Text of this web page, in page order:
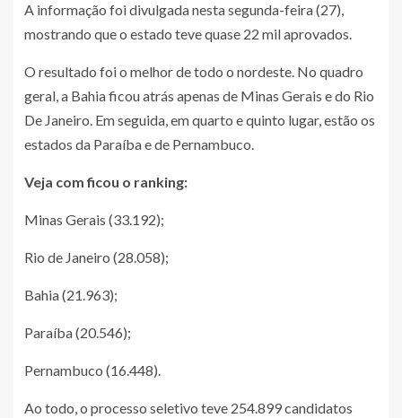
A informação foi divulgada nesta segunda-feira (27),
mostrando que o estado teve quase 22 mil aprovados.
O resultado foi o melhor de todo o nordeste. No quadro
geral, a Bahia ficou atrás apenas de Minas Gerais e do Rio
De Janeiro. Em seguida, em quarto e quinto lugar, estão os
estados da Paraíba e de Pernambuco.
Veja com ficou o ranking:
Minas Gerais (33.192);
Rio de Janeiro (28.058);
Bahia (21.963);
Paraíba (20.546);
Pernambuco (16.448).
Ao todo, o processo seletivo teve 254.899 candidatos